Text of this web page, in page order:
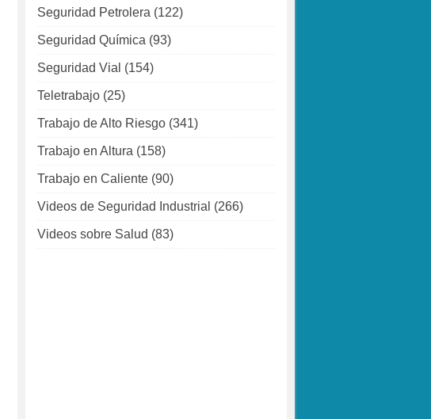
Seguridad Petrolera (122)
Seguridad Química (93)
Seguridad Vial (154)
Teletrabajo (25)
Trabajo de Alto Riesgo (341)
Trabajo en Altura (158)
Trabajo en Caliente (90)
Videos de Seguridad Industrial (266)
Videos sobre Salud (83)